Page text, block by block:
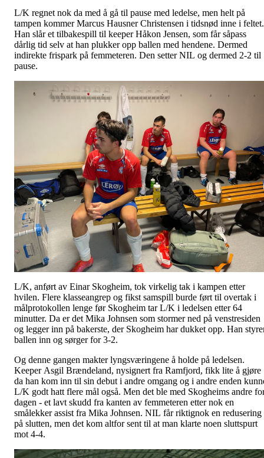
L/K regnet nok da med å gå til pause med ledelse, men helt på
tampen kommer Marcus Hausner Christensen i tidsnød inne i feltet.
Han slår et tilbakespill til keeper Håkon Jensen, som får såpass
dårlig tid selv at han plukker opp ballen med hendene. Dermed
indirekte frispark på femmeteren. Den setter NIL og dermed 2-2 til
pause.
L/K, anført av Einar Skogheim, tok virkelig tak i kampen etter
hvilen. Flere klasseangrep og fikst samspill burde ført til overtak i
målprotokollen lenge før Skogheim tar L/K i ledelsen etter 64
minutter. Da er det Mika Johnsen som stormer ned på venstresiden
og legger inn på bakerste, der Skogheim har dukket opp. Han
ballen inn og sørger for 3-2.
Og denne gangen makter lyngsværingene å holde på ledelsen.
Keeper Asgil Brændeland, nysignert fra Ramfjord, fikk lite å gjøre
da han kom inn til sin debut i andre omgang og i andre enden
L/K godt hatt flere mål også. Men det ble med Skogheims andre
dagen - et lavt skudd fra kanten av femmeteren etter nok en
smålekker assist fra Mika Johnsen. NIL får riktignok en redusering
på slutten, men det kom altfor sent til at man klarte noen sluttspurt
mot 4-4.